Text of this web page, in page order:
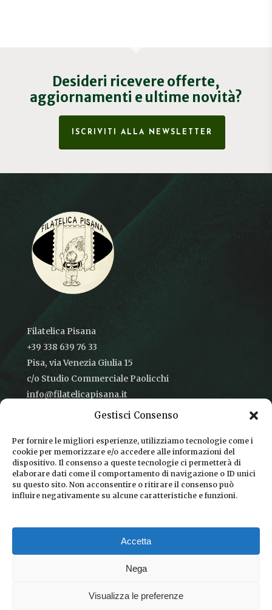
Gestisci Consenso
Per fornire le migliori esperienze, utilizziamo tecnologie come i
cookie per memorizzare e/o accedere alle informazioni del
dispositivo. Il consenso a queste tecnologie ci permetterà di
elaborare dati come il comportamento di navigazione o ID unici
su questo sito. Non acconsentire o ritirare il consenso può
influire negativamente su alcune caratteristiche e funzioni.
Accetta
Nega
Visualizza le preferenze
Desideri ricevere offerte,
aggiornamenti e ultime novità?
ISCRIVITI ALLA NEWSLETTER
Filatelica Pisana
+39 338 639 76 33
Pisa, via Venezia Giulia 15
c/o Studio Commerciale Paolicchi
info@filatelicapisana.it
CONDIZIONI DI VENDITA
INFORMATIVA SULLA PRIVACY
COOKIE POLICY